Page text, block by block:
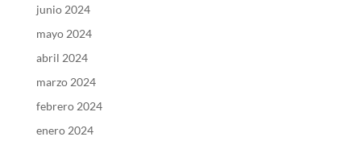
junio 2024
mayo 2024
abril 2024
marzo 2024
febrero 2024
enero 2024